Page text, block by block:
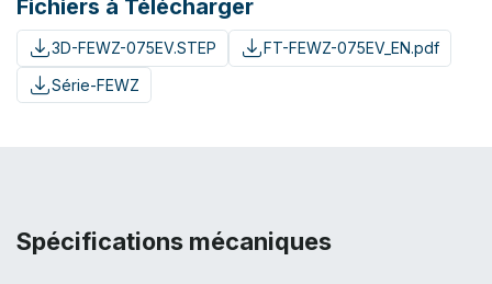
Fichiers à Télécharger
3D-FEWZ-075EV.STEP
FT-FEWZ-075EV_EN.pdf
Série-FEWZ
Spécifications mécaniques